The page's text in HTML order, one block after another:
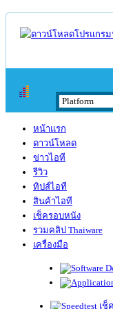
หน้าแรก
ดาวน์โหลด
ข่าวไอที
รีวิว
ทิปส์ไอที
สินค้าไอที
เช็ครอบหนัง
รวมคลิป Thaiware
เครื่องมือ
เช็